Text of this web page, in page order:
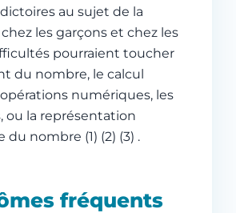
au sujet de la
les garçons et chez les
pourraient toucher
du nombre, le calcul
numériques, les
ou la représentation
nombre (1) (2) (3) .
fréquents